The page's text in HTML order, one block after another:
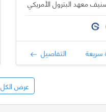
معهد البترول الأمريكي
التفاصيل
عرض الكل